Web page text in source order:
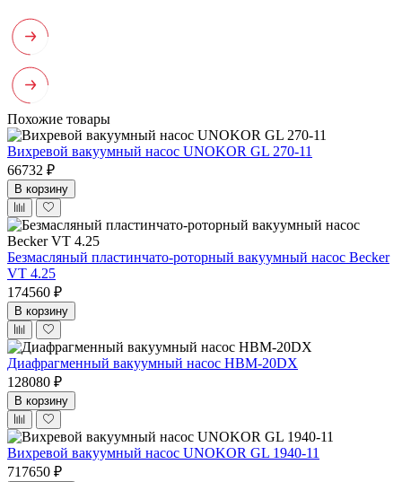
Похожие товары
Вихревой вакуумный насос UNOKOR GL 270-11
66732 ₽
В корзину
Безмасляный пластинчато-роторный вакуумный насос Becker
VT 4.25
174560 ₽
В корзину
Диафрагменный вакуумный насос НВМ-20DX
128080 ₽
В корзину
Вихревой вакуумный насос UNOKOR GL 1940-11
717650 ₽